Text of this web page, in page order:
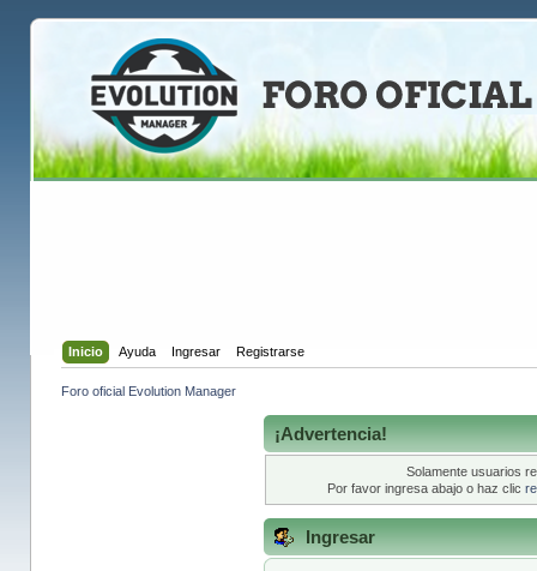
Inicio Ayuda Ingresar Registrarse
Foro oficial Evolution Manager
¡Advertencia!
Solamente usuarios
Por favor ingresa abajo o haz clic
Ingresar